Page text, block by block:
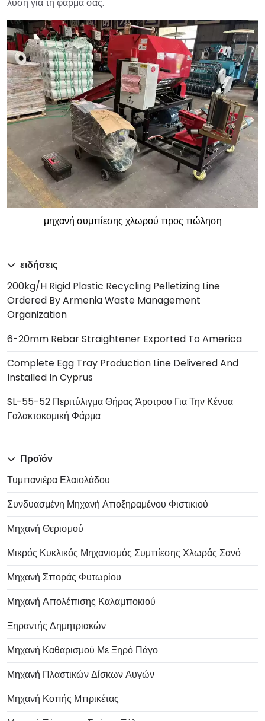
μηχανή συμπίεσης χλωρού προς πώληση
ειδήσεις
200kg/h Rigid Plastic Recycling Pelletizing Line
Ordered By Armenia Waste Management
Organization
6-20mm Rebar Straightener Exported To America
Complete Egg Tray Production Line Delivered And
Installed In Cyprus
SL-55-52 Περιτύλιγμα Θήρας Άροτρου Για Την Κένυα
Γαλακτοκομική Φάρμα
Προϊόν
Τυμπανιέρα Ελαιολάδου
Συνδυασμένη Μηχανή Αποξηραμένου Φιστικιού
Μηχανή Θερισμού
Μικρός Κυκλικός Μηχανισμός Συμπίεσης Χλωράς Σανό
Μηχανή Σποράς Φυτωρίου
Μηχανή Απολέπισης Καλαμποκιού
Ξηραντής Δημητριακών
Μηχανή Καθαρισμού Με Ξηρό Πάγο
Μηχανή Πλαστικών Δίσκων Αυγών
Μηχανή Κοπής Μπρικέτας